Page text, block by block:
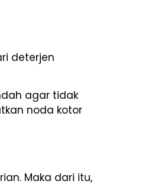
deterjen
agar tidak
noda kotor
Maka dari itu,